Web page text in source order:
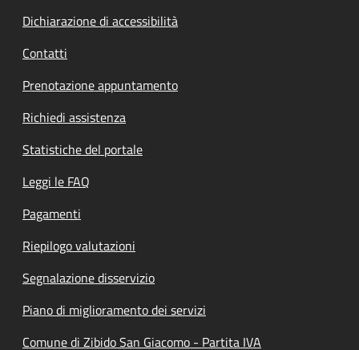
Dichiarazione di accessibilità
Contatti
Prenotazione appuntamento
Richiedi assistenza
Statistiche del portale
Leggi le FAQ
Pagamenti
Riepilogo valutazioni
Segnalazione disservizio
Piano di miglioramento dei servizi
Comune di Zibido San Giacomo - Partita IVA